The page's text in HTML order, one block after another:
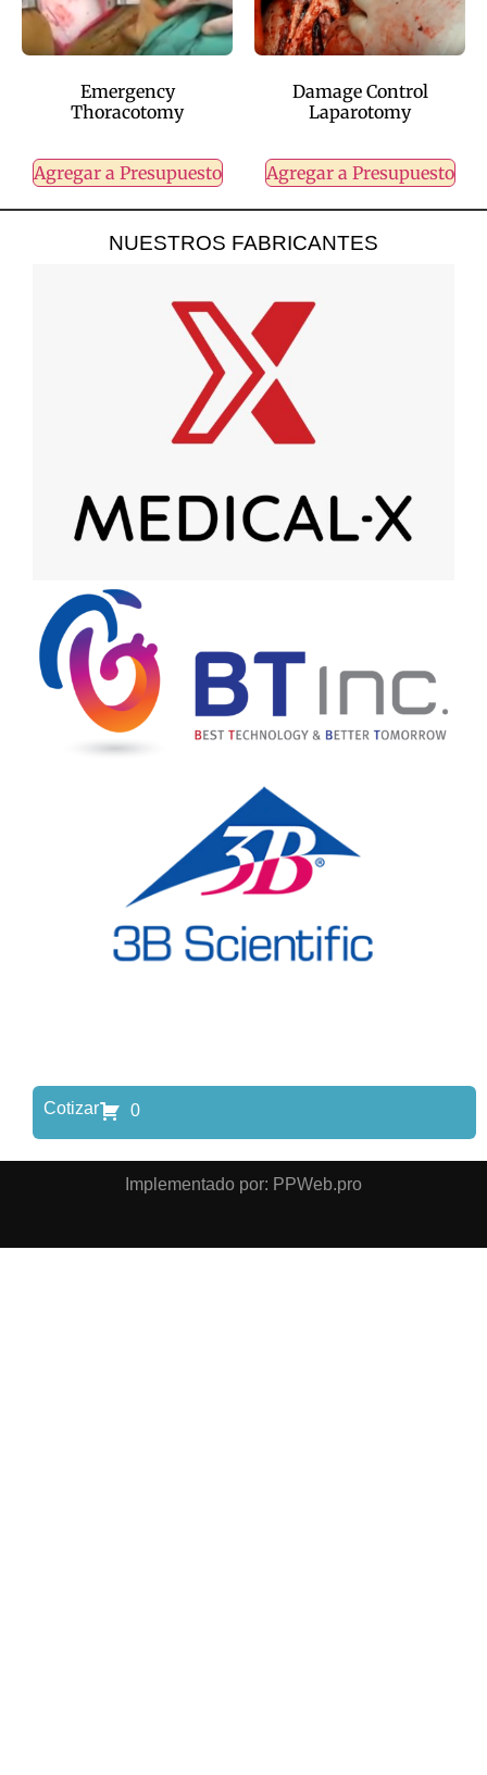
Emergency
Thoracotomy
Agregar a Presupuesto
Damage Control
Laparotomy
Agregar a Presupuesto
NUESTROS FABRICANTES
Cotizar 0
Implementado por: PPWeb.pro